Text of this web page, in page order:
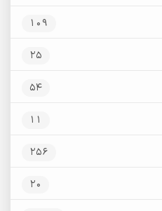
109
25
54
11
256
20